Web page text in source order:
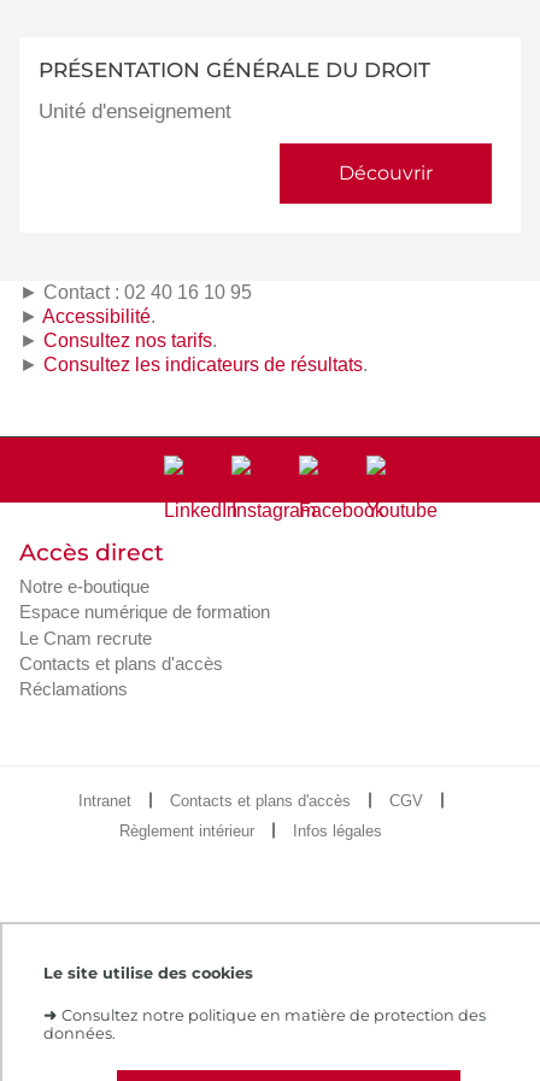
Le site utilise des cookies
➜ Consultez notre politique en matière de protection des
données.
PRÉSENTATION GÉNÉRALE DU DROIT
Unité d'enseignement
Découvrir
► Contact : 02 40 16 10 95
► Accessibilité.
► Consultez nos tarifs.
► Consultez les indicateurs de résultats.
Accès direct
Notre e-boutique
Espace numérique de formation
Le Cnam recrute
Contacts et plans d'accès
Réclamations
Intranet Contacts et plans d'accès
CGV
Règlement intérieur
Infos légales